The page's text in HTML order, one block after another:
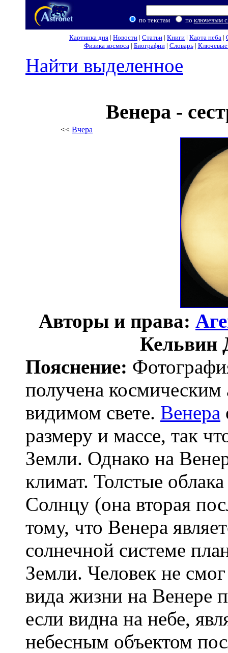
по текстам по ключевым
Картинка дня | Новости | Статьи | Книги | Карта неба |
Физика космоса| Биографии| Словарь| Ключевые
Найти выделенное
Венера -
<< Вчера
Авторы и права:
Кельвин
Пояснение:
получена космическим
видимом свете. Венера
размеру и массе, так
Земли. Однако на
климат. Толстые
Солнцу (она вторая
тому, что Венера
солнечной системе
Земли. Человек не
вида жизни на Венере
если видна на небе,
небесным объектом